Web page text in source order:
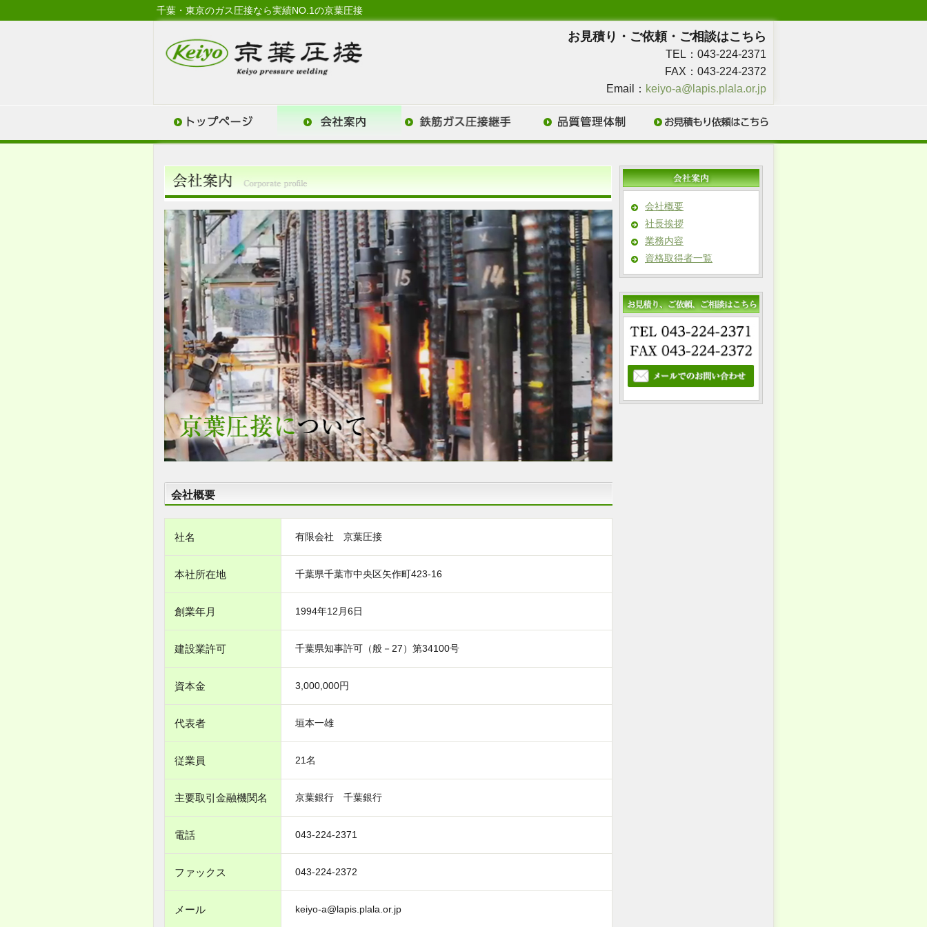
千葉・東京のガス圧接なら実績NO.1の京葉圧接
お見積り・ご依頼・ご相談はこちら
TEL：043-224-2371
FAX：043-224-2372
Email： keiyo-a@lapis.plala.or.jp
会社概要
社名 有限会社 京葉圧接
本社所在地 千葉県千葉市中央区矢作町423-16
創業年月 1994年12月6日
建設業許可 千葉県知事許可（般－27）第34100号
資本金 3,000,000円
代表者 垣本一雄
従業員 21名
主要取引金融機関名 京葉銀行 千葉銀行
電話 043-224-2371
ファックス 043-224-2372
メール keiyo-a@lapis.plala.or.jp
会社概要
社長挨拶
業務内容
資格取得者一覧